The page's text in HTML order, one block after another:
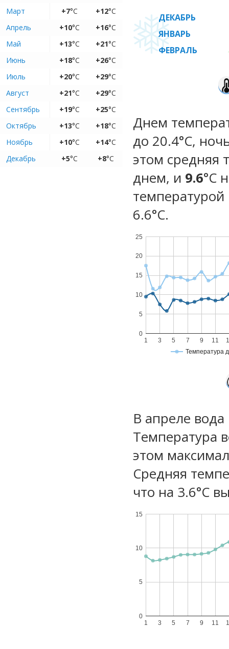
Март
+7°C +12°C
Апрель
+10°C +16°C
Май
+13°C +21°C
Июнь
+18°C +26°C
Июль
+20°C +29°C
Август
+21°C +29°C
Сентябрь
+19°C +25°C
Октябрь
+13°C +18°C
Ноябрь
+10°C +14°C
Декабрь
+5°C +8°C
ДЕКАБРЬ
ЯНВАРЬ
ФЕВРАЛЬ
Днем
до 20.4°C,
этом средняя
днем, и 9.6°C
температурой
6.6°С.
Температура
1 3 5 7 9 11
0
5
10
15
20
25
В апреле
Температура
этом
Средняя
что на 3.6°C
1 3 5 7 9 11
0
5
10
15